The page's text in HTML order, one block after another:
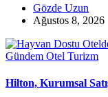
Gözde Uzun
Ağustos 8, 2026
Gündem Otel Turizm
Hilton, Kurumsal